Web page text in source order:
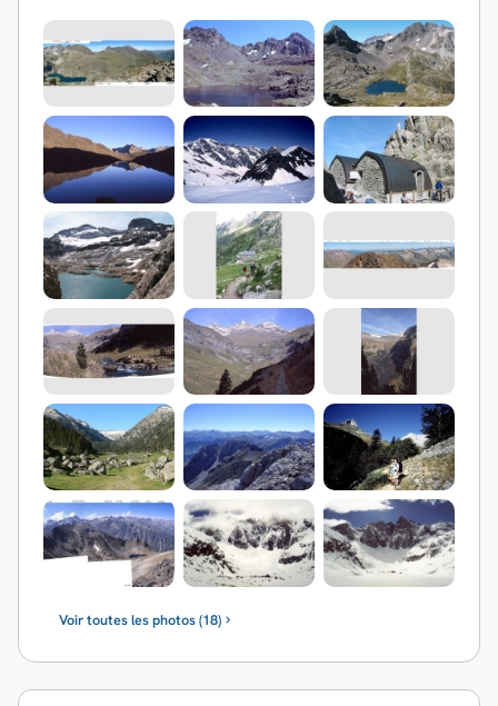
Voir toutes les photos (18)